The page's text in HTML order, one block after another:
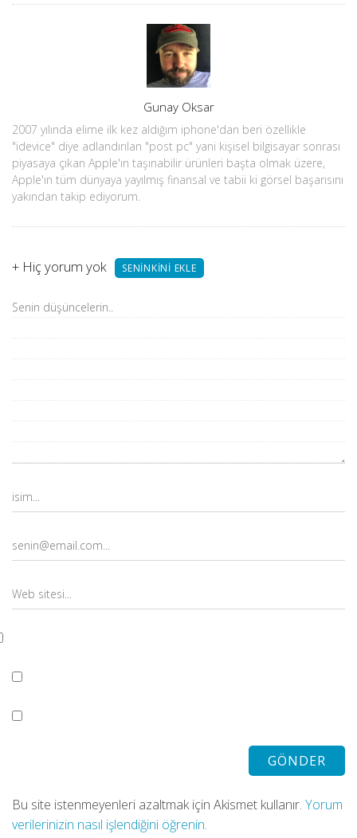
Gunay Oksar
2007 yılında elime ilk kez aldığım iphone'dan beri özellikle
"idevice" diye adlandırılan "post pc" yani kişisel bilgisayar sonrası
piyasaya çıkan Apple'ın taşınabilir ürünleri başta olmak üzere,
Apple'ın tüm dünyaya yayılmış finansal ve tabii ki görsel başarısını
yakından takip ediyorum.
+ Hiç yorum yok SENINKINI EKLE
Bu site istenmeyenleri azaltmak için Akismet kullanır. Yorum
verilerinizin nasıl işlendiğini öğrenin.